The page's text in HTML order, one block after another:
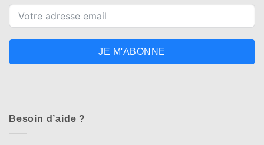
JE M'ABONNE
Besoin d’aide ?